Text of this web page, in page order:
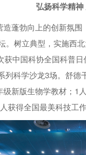
弘扬科学精
蓬勃向上的创新氛
。树立典型，实施西
中国科协全国科普
科学沙龙3场。舒
新版生物学教材；
获得全国最美科技工